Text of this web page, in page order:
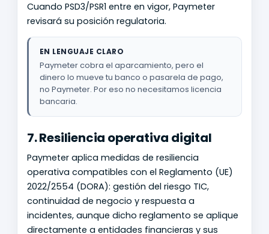
Cuando PSD3/PSR1 entre en vigor, Paymeter
revisará su posición regulatoria.
EN LENGUAJE CLARO
Paymeter cobra el aparcamiento, pero el
dinero lo mueve tu banco o pasarela de pago,
no Paymeter. Por eso no necesitamos licencia
bancaria.
7. Resiliencia operativa digital
Paymeter aplica medidas de resiliencia
operativa compatibles con el Reglamento (UE)
2022/2554 (DORA): gestión del riesgo TIC,
continuidad de negocio y respuesta a
incidentes, aunque dicho reglamento se aplique
directamente a entidades financieras y sus